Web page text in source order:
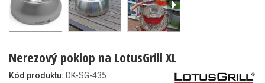
Nerezový poklop na LotusGrill XL
Kód produktu: DK-SG-435